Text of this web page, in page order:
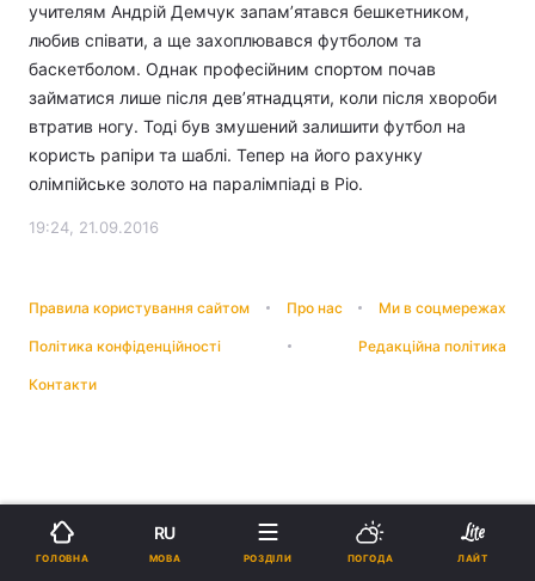
учителям Андрій Демчук запам’ятався бешкетником,
любив співати, а ще захоплювався футболом та
баскетболом. Однак професійним спортом почав
займатися лише після дев’ятнадцяти, коли після хвороби
втратив ногу. Тоді був змушений залишити футбол на
користь рапіри та шаблі. Тепер на його рахунку
олімпійське золото на паралімпіаді в Ріо.
19:24, 21.09.2016
Правила користування сайтом Про нас Ми в соцмережах
Політика конфіденційності Редакційна політика
Контакти
ГОЛОВНА
RU
МОВА РОЗДІЛИ ПОГОДА ЛАЙТ